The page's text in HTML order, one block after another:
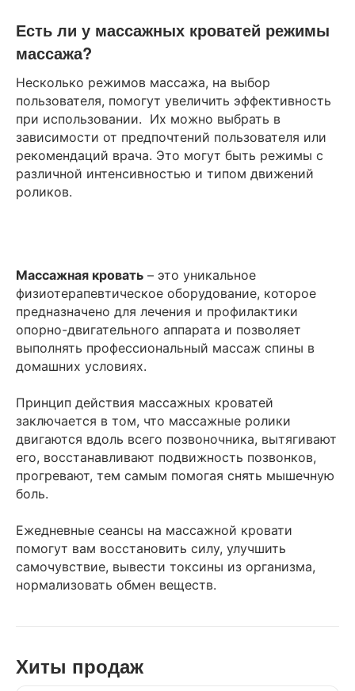
Есть ли у массажных кроватей режимы
массажа?
Несколько режимов массажа, на выбор
пользователя, помогут увеличить эффективность
при использовании. Их можно выбрать в
зависимости от предпочтений пользователя или
рекомендаций врача. Это могут быть режимы с
различной интенсивностью и типом движений
роликов.
Массажная кровать – это уникальное
физиотерапевтическое оборудование, которое
предназначено для лечения и профилактики
опорно-двигательного аппарата и позволяет
выполнять профессиональный массаж спины в
домашних условиях.
Принцип действия массажных кроватей
заключается в том, что массажные ролики
двигаются вдоль всего позвоночника, вытягивают
его, восстанавливают подвижность позвонков,
прогревают, тем самым помогая снять мышечную
боль.
Ежедневные сеансы на массажной кровати
помогут вам восстановить силу, улучшить
самочувствие, вывести токсины из организма,
нормализовать обмен веществ.
Хиты продаж